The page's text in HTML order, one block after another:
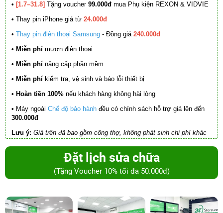
• [1.7–31.8] Tặng voucher 99.000đ mua Phụ kiện REXON & VIDVIE
• Thay pin iPhone giá từ 24.000đ
• Thay pin điện thoại Samsung - Đồng giá 240.000đ
• Miễn phí mượn điện thoại
• Miễn phí nâng cấp phần mềm
• Miễn phí kiểm tra, vệ sinh và báo lỗi thiết bị
• Hoàn tiền 100% nếu khách hàng không hài lòng
• Máy ngoài Chế độ bảo hành đều có chính sách hỗ trợ giá lên đến
300.000đ
Lưu ý: Giá trên đã bao gồm công thợ, không phát sinh chi phí khác
Đặt lịch sửa chữa
(Tặng Voucher 10% tối đa 50.000đ)